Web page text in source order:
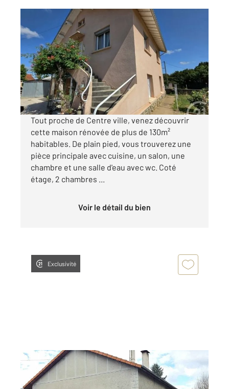
LANNEMEZAN 65
130 m
, 5 pièces
Ref : 18190
Maison à vendre
217 300 €
Visiter le site dédié
Tout proche de Centre ville, venez découvrir
cette maison rénovée de plus de 130m²
habitables. De plain pied, vous trouverez une
pièce principale avec cuisine, un salon, une
chambre et une salle d'eau avec wc. Coté
étage, 2 chambres ...
Voir le détail du bien
Exclusivité
LANNEMEZAN 65
81,74 m
, 4 pièces
Ref : 17636